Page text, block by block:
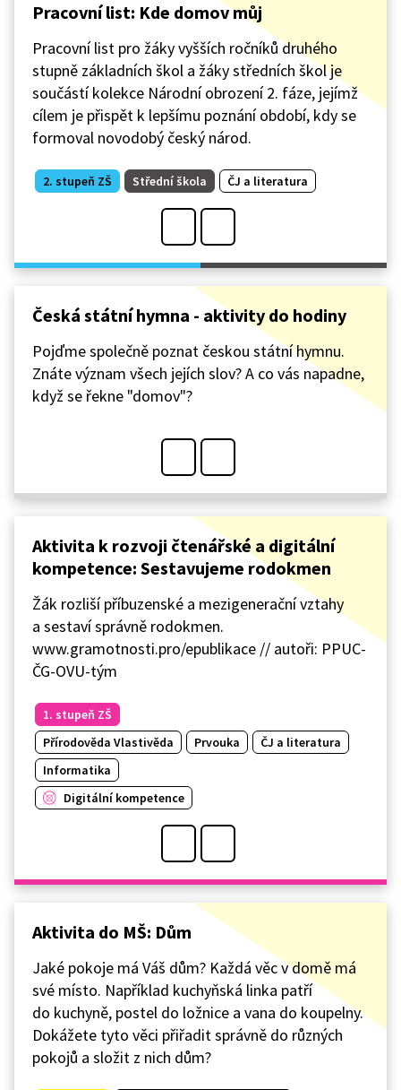
Pracovní list: Kde domov můj
Pracovní list pro žáky vyšších ročníků druhého
stupně základních škol a žáky středních škol je
součástí kolekce Národní obrození 2. fáze, jejímž
cílem je přispět k lepšímu poznání období, kdy se
formoval novodobý český národ.
2. stupeň ZŠ Střední škola ČJ a literatura
Česká státní hymna - aktivity do hodiny
Pojďme společně poznat českou státní hymnu.
Znáte význam všech jejích slov? A co vás napadne,
když se řekne "domov"?
Aktivita k rozvoji čtenářské a digitální
kompetence: Sestavujeme rodokmen
Žák rozliší příbuzenské a mezigenerační vztahy
a sestaví správně rodokmen.
www.gramotnosti.pro/epublikace // autoři: PPUC-
ČG-OVU-tým
1. stupeň ZŠ
Přírodověda Vlastivěda
Prvouka
ČJ a literatura
Informatika
Digitální kompetence
Aktivita do MŠ: Dům
Jaké pokoje má Váš dům? Každá věc v domě má
své místo. Například kuchyňská linka patří
do kuchyně, postel do ložnice a vana do koupelny.
Dokážete tyto věci přiřadit správně do různých
pokojů a složit z nich dům?